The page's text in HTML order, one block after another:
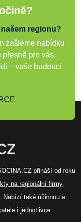
regionu?
zašleme nabídku
přesně pro vás.
– vaše budoucí
přináší od roku
na regionální firmy,
Nabízí také účinnou a
i jednotlivce.